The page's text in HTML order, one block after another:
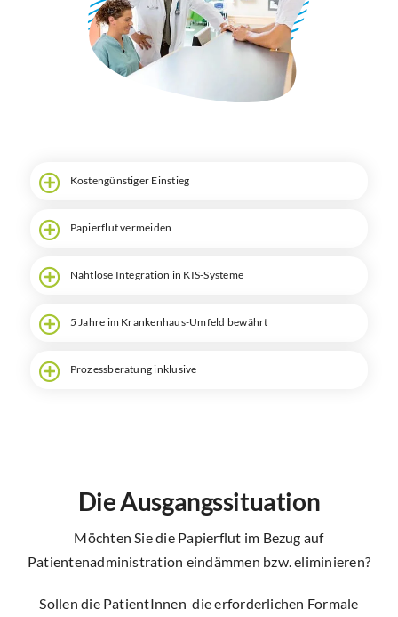
Suche
Kostengünstiger Einstieg
Papierflut vermeiden
Nahtlose Integration in KIS-Systeme
5 Jahre im Krankenhaus-Umfeld bewährt
Prozessberatung inklusive
Die Ausgangssituation
Möchten Sie die Papierflut im Bezug auf
Patientenadministration eindämmen bzw. eliminieren?
Sollen die PatientInnen die erforderlichen Formale